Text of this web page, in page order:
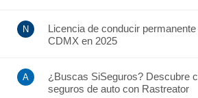
Licencia de conducir
CDMX en 2025
¿Buscas SiSeguros? Descubre
seguros de auto con Rastreator